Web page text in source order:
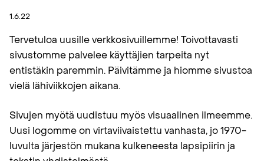
1.6.22
Tervetuloa uusille verkkosivuillemme! Toivottavasti
sivustomme palvelee käyttäjien tarpeita nyt
entistäkin paremmin. Päivitämme ja hiomme sivustoa
vielä lähiviikkojen aikana.
Sivujen myötä uudistuu myös visuaalinen ilmeemme.
Uusi logomme on virtaviivaistettu vanhasta, jo 1970-
luvulta järjestön mukana kulkeneesta lapsipiirin ja